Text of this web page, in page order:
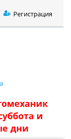
Регистрация
и
дни